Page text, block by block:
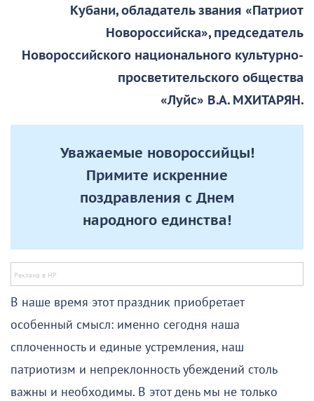
Кубани, обладатель звания «Патриот
Новороссийска», председатель
Новороссийского национального культурно-
просветительского общества
«Луйс» В.А. МХИТАРЯН.
Уважаемые новороссийцы!
Примите искренние
поздравления с Днем
народного единства!
В наше время этот праздник приобретает
особенный смысл: именно сегодня наша
сплоченность и единые устремления, наш
патриотизм и непреклонность убеждений столь
важны и необходимы. В этот день мы не только